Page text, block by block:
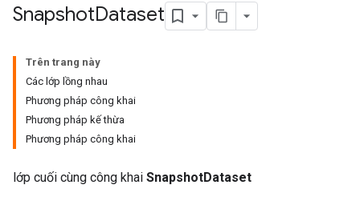
SnapshotDataset
Trên trang này
Các lớp lồng nhau
Phương pháp công khai
Phương pháp kế thừa
Phương pháp công khai
lớp cuối cùng công khai SnapshotDataset